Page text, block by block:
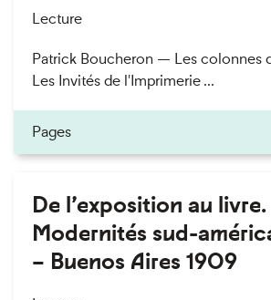
Lecture
Patrick Boucheron — Les colonnes
Les Invités de l'Imprimerie ...
Pages
De l’exposition au livre.
Modernités sud-
– Buenos Aires 1909